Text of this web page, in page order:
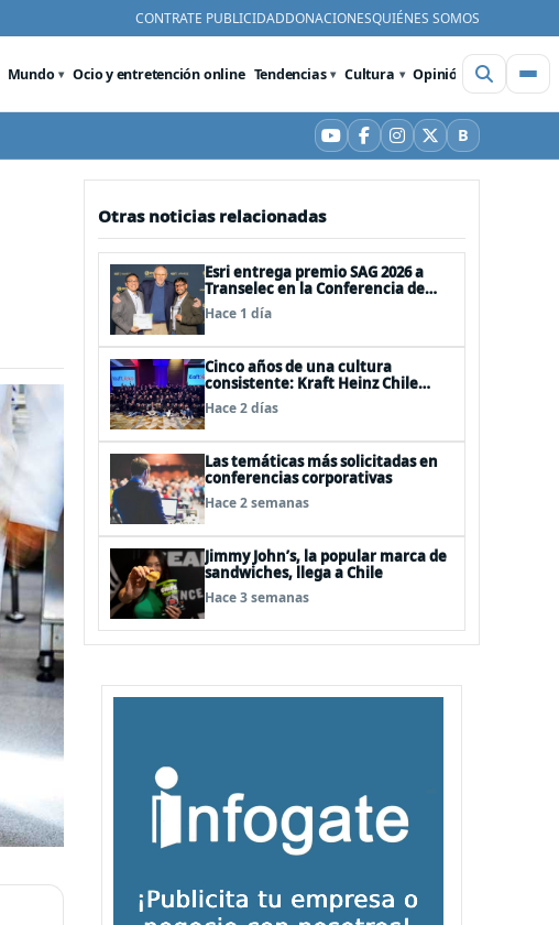
CONTRATE PUBLICIDADDONACIONESQUIÉNES SOMOS
Mundo Ocio y entretención online Tendencias Cultura Opinión Videos
YouTube
Facebook
Instagram
X BBluesky
Otras noticias relacionadas
Esri entrega premio SAG 2026 a
Transelec en la Conferencia de
Usuarios en San Diego, Estados
Unidos
Hace 1 día
Cinco años de una cultura
consistente: Kraft Heinz Chile
renueva su certificación Great
Place to Work
Hace 2 días
Las temáticas más solicitadas en
conferencias corporativas
Hace 2 semanas
Jimmy John’s, la popular marca de
sandwiches, llega a Chile
Hace 3 semanas